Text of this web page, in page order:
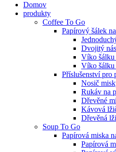
Domov
produkty
Coffee To Go
Papírový šálek
Dvojitý
Víko
Víko šálku
Příslušenství pro
Nosič
Rukáv na
Dřevěné
Kávová
Dřevěná
Soup To Go
Papírová miska
Papírová